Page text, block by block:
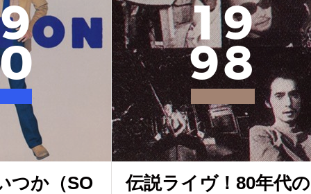
9
つか（SO
19
98
伝説ライヴ！80年代の